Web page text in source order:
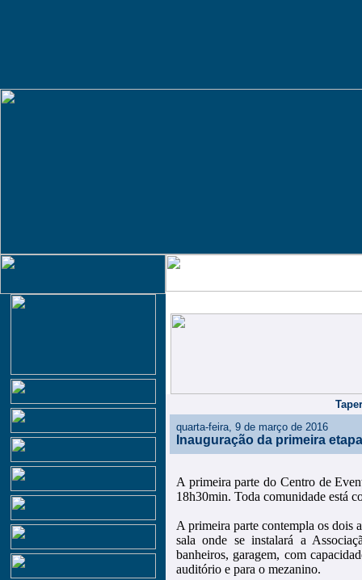
quarta-feira, 9 de março de 2016
Inauguração da primeira
A primeira parte do Centro de
18h30min. Toda comunidade está
A primeira parte contempla os dois
sala onde se instalará a
banheiros, garagem, com
auditório e para o mezanino.